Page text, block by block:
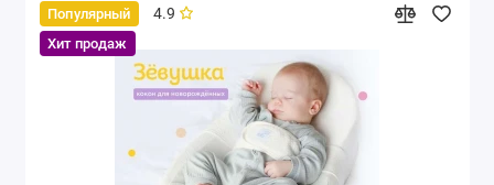
Популярный
Хит продаж
4.9